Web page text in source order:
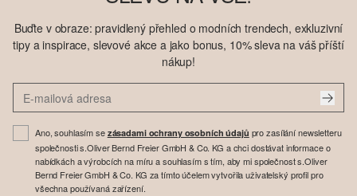
Buďte v obraze: pravidlený přehled o modních trendech, exkluzivní
tipy a inspirace, slevové akce a jako bonus, 10% sleva na váš příští
nákup!
Ano, souhlasím se zásadami ochrany osobních údajů pro zasílání newsletteru
společnosti s.Oliver Bernd Freier GmbH & Co. KG a chci dostávat informace o
nabídkách a výrobcích na míru a souhlasím s tím, aby mi společnost s.Oliver
Bernd Freier GmbH & Co. KG za tímto účelem vytvořila uživatelský profil pro
všechna používaná zařízení.